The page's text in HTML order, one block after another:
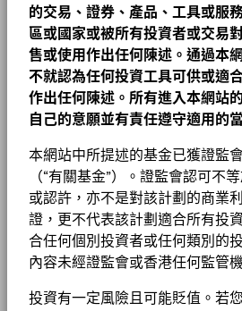
的交易、證券、產品、工具或服
區或國家或被所有投資者或交易
售或使用作出任何陳述。通過本
不就認為任何投資工具可供或適
作出任何陳述。所有進入本網站
自己的意願並有責任遵守適用的
本網站中所提述的基金已獲證監
（“有關基金”）。證監會認可不
或認許，亦不是對該計劃的商業
證，更不代表該計劃適合所有投
合任何個別投資者或任何類別的
內容未經證監會或香港任何監管
投資有一定風險且可能貶值。若
表現
Chart
Bar chart with 5 bars.
The chart has 1 X axis displaying
The chart has 1 Y axis displaying
Values 6
8
10
12
交易頻率
SEDOL
股份成立日期
貨幣(本地)
資產類別
首次認購費
ISIN
表現費
市盈率
截至 2026年6月30日
到期收益率
截至 2026年6月30日
有效存續期
截至 2026年6月30日
ISHARES CORE EURO CORP BOND ETF
ISHARES MSCI EMERGING MARKETS
ISHARES CORE MSCI EUROPE UCITS
ISHARES JPM EM LCAL GVT BD ETF
ISHARES $ CORP BOND UCITS ETF USD
基金以主動方式管理，而其成分將會變
途，不應視作買賣有關證券的建議。基
所示日期並可予更改。
投資或會更改
A10 對沖股份
HKD 98.40 0.11
A10 對沖股份
CNH 97.09 0.11
A2
EUR 11.45 0.01
A2 對沖股份
HKD 120.36 0.14
A2 對沖股份
CNH 122.69 0.14
1 至 10 全部: 17
除特別註明外，所有資料截至月底。
Rafael Iborra
貝萊德在其投資過程中考量許多投資風
風險調整後的最佳回報，我們管理可能
機會，包括財務上重大的環境、社會和/
料（如有）。請參閱我們的《貝萊德
本産品中被考慮（如適用）。
基金章程
貝萊德全球基金 – 基⾦產
貝萊德全球基金 – MyMap
概要
BGF股息組成資料 (每月)
作為一家全球投資管理公司及客
實現財務幸福。自1999年以來，
戶提供理想的解決方案以協助他們
集團
工作機會
新聞中心
投資者關係
法律通知